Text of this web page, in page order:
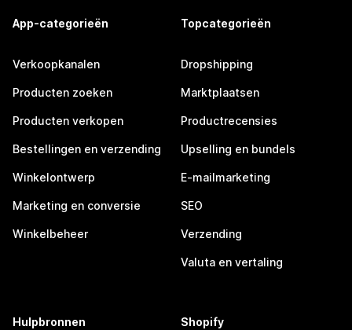
App-categorieën
Verkoopkanalen
Producten zoeken
Producten verkopen
Bestellingen en verzending
Winkelontwerp
Marketing en conversie
Winkelbeheer
Topcategorieën
Dropshipping
Marktplaatsen
Productrecensies
Upselling en bundels
E-mailmarketing
SEO
Verzending
Valuta en vertaling
Hulpbronnen Shopify